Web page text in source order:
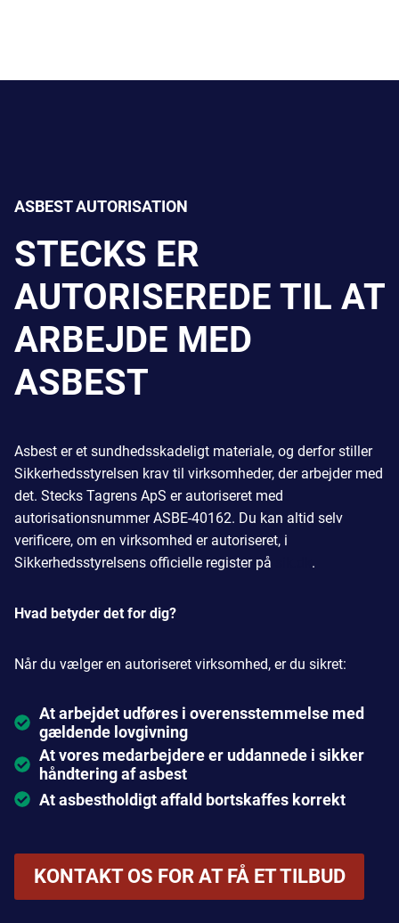
ASBEST AUTORISATION
STECKS ER
AUTORISEREDE TIL AT
ARBEJDE MED
ASBEST
Asbest er et sundhedsskadeligt materiale, og derfor stiller
Sikkerhedsstyrelsen krav til virksomheder, der arbejder med
det. Stecks Tagrens ApS er autoriseret med
autorisationsnummer ASBE-40162. Du kan altid selv
verificere, om en virksomhed er autoriseret, i
Sikkerhedsstyrelsens officielle register på
.
Hvad betyder det for dig?
Når du vælger en autoriseret virksomhed, er du sikret:
At arbejdet udføres i overensstemmelse med
gældende lovgivning
At vores medarbejdere er uddannede i sikker
håndtering af asbest
At asbestholdigt affald bortskaffes korrekt
KONTAKT OS FOR AT FÅ ET TILBUD